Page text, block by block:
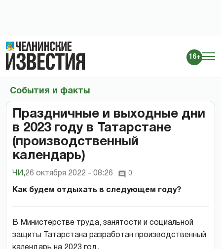
16+
События и факты
Праздничные и выходные дни
в 2023 году в Татарстане
(производственный
календарь)
ЧИ ,26 октября 2022 - 08:26 0
Как будем отдыхать в следующем году?
В Министерстве труда, занятости и социальной
защиты Татарстана разработан производственный
календарь на 2023 год.